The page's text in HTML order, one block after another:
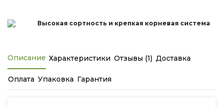
Высокая сортность и крепкая корневая система
Описание Характеристики Отзывы (1) Доставка
Оплата Упаковка Гарантия